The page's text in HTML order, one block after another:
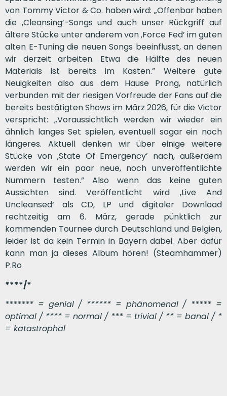
von Tommy Victor & Co. haben wird: „Offenbar haben
die ‚Cleansing’-Songs und auch unser Rückgriff auf
ältere Stücke unter anderem von ‚Force Fed’ im guten
alten E-Tuning die neuen Songs beeinflusst, an denen
wir derzeit arbeiten. Etwa die Hälfte des neuen
Materials ist bereits im Kasten.” Weitere gute
Neuigkeiten also aus dem Hause Prong, natürlich
verbunden mit der riesigen Vorfreude der Fans auf die
bereits bestätigten Shows im März 2026, für die Victor
verspricht: „Voraussichtlich werden wir wieder ein
ähnlich langes Set spielen, eventuell sogar ein noch
längeres. Aktuell denken wir über einige weitere
Stücke von ‚State Of Emergency’ nach, außerdem
werden wir ein paar neue, noch unveröffentlichte
Nummern testen.” Also wenn das keine guten
Aussichten sind. Veröffentlicht wird ‚Live And
Uncleansed‘ als CD, LP und digitaler Download
rechtzeitig am 6. März, gerade pünktlich zur
kommenden Tournee durch Deutschland und Belgien,
leider ist da kein Termin in Bayern dabei. Aber dafür
kann man ja dieses Album hören! (Steamhammer)
P.Ro
****/*
******* = genial / ****** = phänomenal / ***** =
optimal / **** = normal / *** = trivial / ** = banal / *
= katastrophal